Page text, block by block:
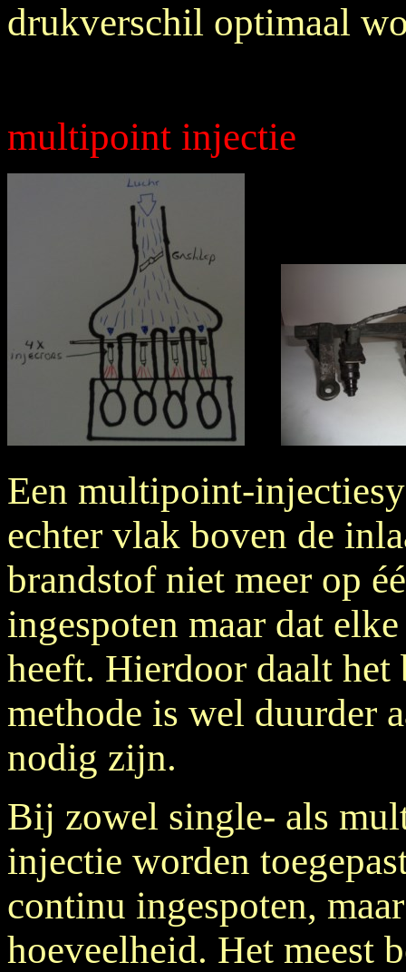
drukverschil optimaal
multipoint injectie
Een multipoint-
echter vlak boven de
brandstof niet meer op
ingespoten maar dat
heeft. Hierdoor daalt het
methode is wel duurder
nodig zijn.
Bij zowel single- als
injectie worden
continu ingespoten,
hoeveelheid. Het meest